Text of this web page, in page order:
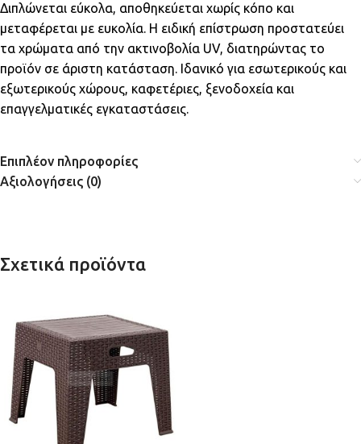
Διπλώνεται εύκολα, αποθηκεύεται χωρίς κόπο και
μεταφέρεται με ευκολία. Η ειδική επίστρωση προστατεύει
τα χρώματα από την ακτινοβολία UV, διατηρώντας το
προϊόν σε άριστη κατάσταση. Ιδανικό για εσωτερικούς και
εξωτερικούς χώρους, καφετέριες, ξενοδοχεία και
επαγγελματικές εγκαταστάσεις.
Επιπλέον πληροφορίες
Αξιολογήσεις (0)
Σχετικά προϊόντα